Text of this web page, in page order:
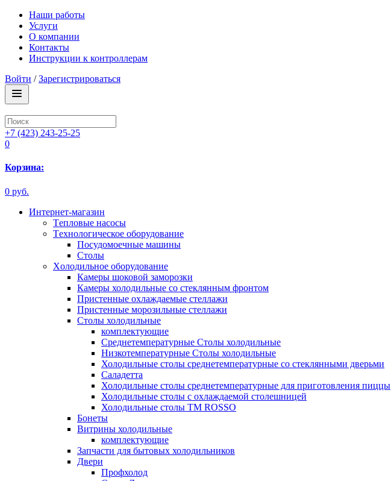
Наши работы
Услуги
О компании
Контакты
Инструкции к контроллерам
Войти /Зарегистрироваться
+7 (423) 243-25-25
0
Корзина:
0 руб.
Интернет-магазин
Tепловые насосы
Tехнологическое оборудование
Посудомоечные машины
Столы
Xолодильное оборудование
Камеры шоковой заморозки
Камеры холодильные со стеклянным фронтом
Пристенные охлаждаемые стеллажи
Пристенные морозильные стеллажи
Столы холодильные
комплектующие
Среднетемпературные Столы холодильные
Низкотемпературные Столы холодильные
Холодильные столы среднетемпературные со стеклянными дверьми
Саладетта
Холодильные столы среднетемпературные для приготовления пиццы
Холодильные столы с охлаждаемой столешницей
Холодильные столы ТМ ROSSO
Бонеты
Витрины холодильные
комплектующие
Запчасти для бытовых холодильников
Двери
Профхолод